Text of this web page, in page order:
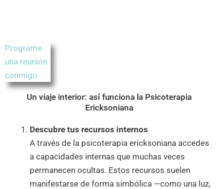
Programe
una reunión
conmigo
Un viaje interior: así funciona la Psicoterapia
Ericksoniana
Descubre tus recursos internos
A través de la psicoterapia ericksoniana accedes
a capacidades internas que muchas veces
permanecen ocultas. Estos recursos suelen
manifestarse de forma simbólica —como una luz,